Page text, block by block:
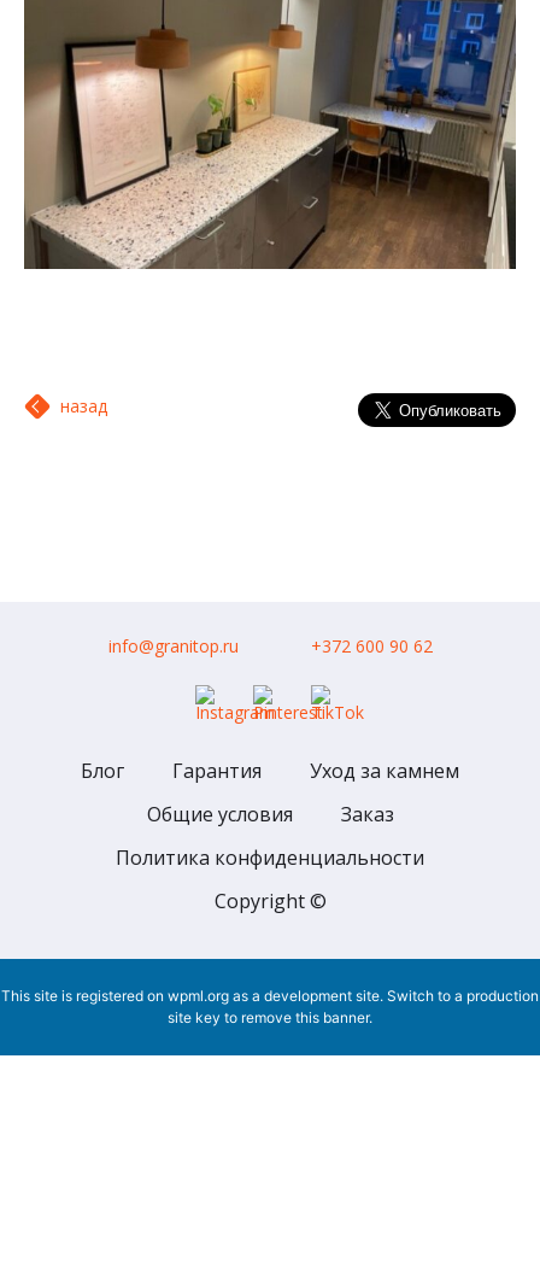
назад
info@granitop.ru +372 600 90 62
Блог Гарантия
Уход за камнем
Общие условия
Заказ
Политика конфиденциальности
Copyright ©
This site is registered on wpml.org as a development site. Switch to a production
site key to remove this banner.